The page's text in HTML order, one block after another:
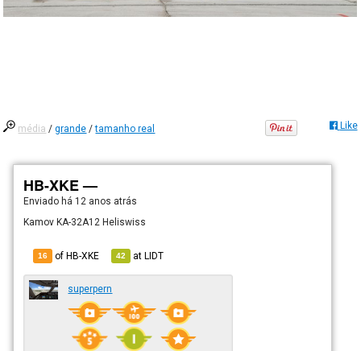
média /grande /tamanho real Like
HB-XKE —
Enviado há 12 anos atrás
Kamov KA-32A12 Heliswiss
16 of HB-XKE 42 atLIDT
superpern